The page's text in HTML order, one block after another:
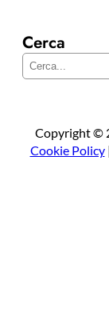
Cerca
Copyright ©
Cookie Policy|